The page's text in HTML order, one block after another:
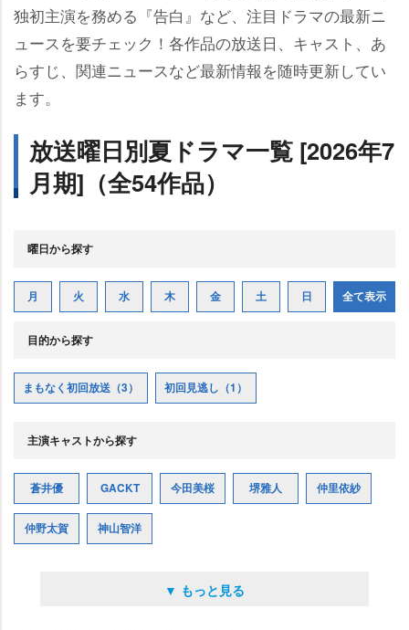
独初主演を務める『告白』など、注目ドラマの最新ニ
ュースを要チェック！各作品の放送日、キャスト、あ
らすじ、関連ニュースなど最新情報を随時更新してい
ます。
放送曜日別夏ドラマ一覧 [2026年7
月期]（全54作品）
曜日から探す
月 火 水 木 金 土 日 全て表示
目的から探す
まもなく初回放送（3） 初回見逃し（1）
主演キャストから探す
蒼井優 GACKT 今田美桜 堺雅人 仲里依紗
仲野太賀 神山智洋
▼ もっと見る